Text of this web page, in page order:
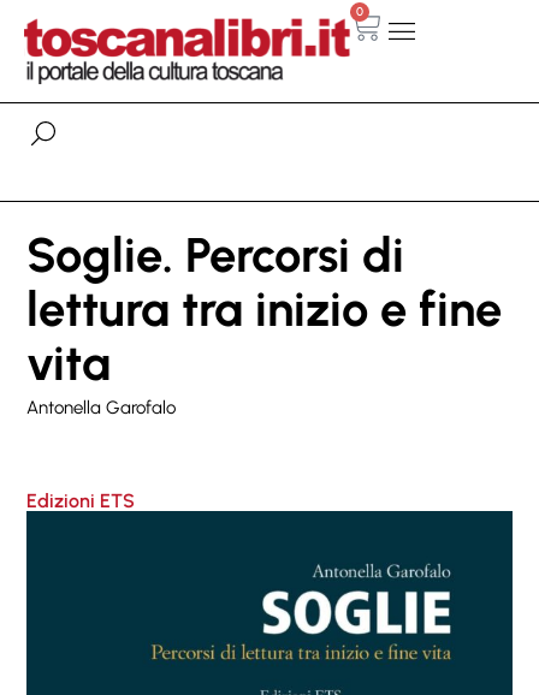
0
Soglie. Percorsi di
lettura tra inizio e fine
vita
Antonella Garofalo
Edizioni ETS